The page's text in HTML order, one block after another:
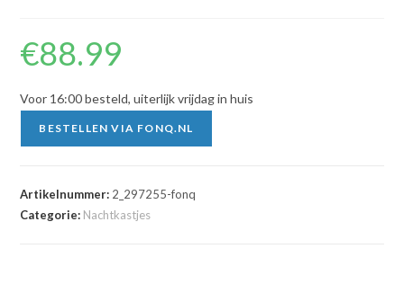
€88.99
Voor 16:00 besteld, uiterlijk vrijdag in huis
BESTELLEN VIA FONQ.NL
Artikelnummer: 2_297255-fonq
Categorie: Nachtkastjes